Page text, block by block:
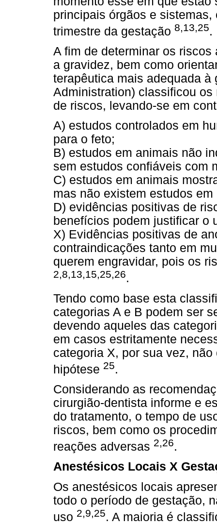
principais órgãos e
trimestre da gestação 8,13,25.
A fim de determinar os
a gravidez, bem como
terapêutica mais adequada à
Administration) classificou
de riscos, levando-se em
A) estudos controlados em
para o feto;
B) estudos em animais não
sem estudos confiáveis com
C) estudos em animais
mas não existem estudos em
D) evidências positivas de
benefícios podem justificar o
X) Evidências positivas de
contraindicações tanto em
querem engravidar, pois os
2,8,13,15,25,26.
Tendo como base esta
categorias A e B podem ser
devendo aqueles das
em casos estritamente
categoria X, por sua vez,
hipótese 25.
Considerando as
cirurgião-dentista informe e
do tratamento, o tempo de
riscos, bem como os
reações adversas 2,26.
Anestésicos Locais X
Os anestésicos locais
todo o período de gestação,
uso 2,9,25. A maioria é